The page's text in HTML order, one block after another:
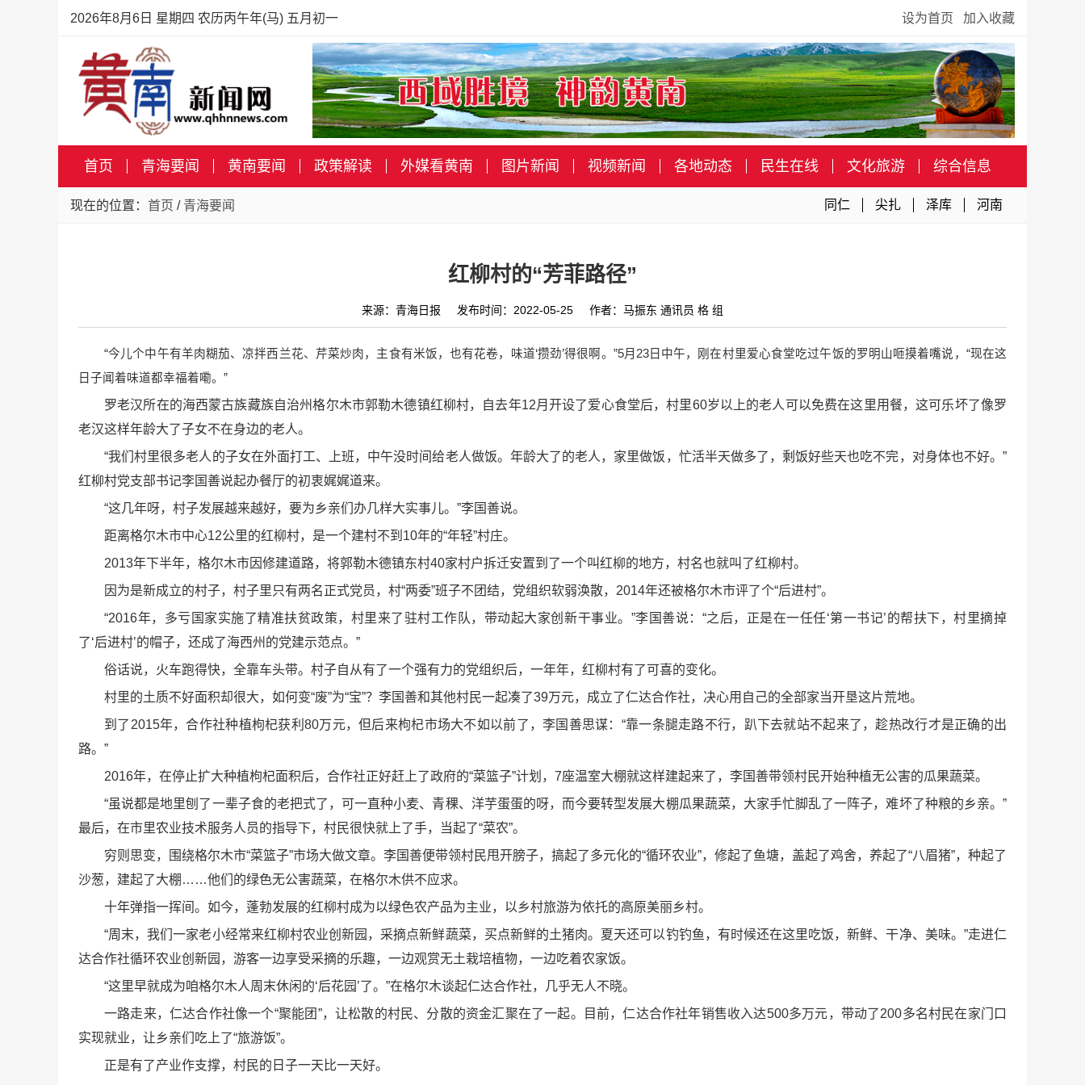
2026年8月6日 星期四 农历丙午年(马) 五月初一 设为首页 加入收藏
首页 青海要闻 黄南要闻 政策解读 外媒看黄南 图片新闻 视频新闻 各地动态 民生在线 文化旅游 综合信息
现在的位置： 首页 / 青海要闻 同仁 尖扎 泽库 河南
红柳村的“芳菲路径”
来源：青海日报 发布时间：2022-05-25 作者：马振东 通讯员 格 组
“今儿个中午有羊肉糊茄、凉拌西兰花、芹菜炒肉，主食有米饭，也有花卷，味道‘攒劲’得很啊。”5月23日中午，刚在村里爱心食堂吃过午饭的罗明山咂摸着嘴说，“现在这
日子闻着味道都幸福着嘞。”
罗老汉所在的海西蒙古族藏族自治州格尔木市郭勒木德镇红柳村，自去年12月开设了爱心食堂后，村里60岁以上的老人可以免费在这里用餐，这可乐坏了像罗
老汉这样年龄大了子女不在身边的老人。
“我们村里很多老人的子女在外面打工、上班，中午没时间给老人做饭。年龄大了的老人，家里做饭，忙活半天做多了，剩饭好些天也吃不完，对身体也不好。”
红柳村党支部书记李国善说起办餐厅的初衷娓娓道来。
“这几年呀，村子发展越来越好，要为乡亲们办几样大实事儿。”李国善说。
距离格尔木市中心12公里的红柳村，是一个建村不到10年的“年轻”村庄。
2013年下半年，格尔木市因修建道路，将郭勒木德镇东村40家村户拆迁安置到了一个叫红柳的地方，村名也就叫了红柳村。
因为是新成立的村子，村子里只有两名正式党员，村“两委”班子不团结，党组织软弱涣散，2014年还被格尔木市评了个“后进村”。
“2016年，多亏国家实施了精准扶贫政策，村里来了驻村工作队，带动起大家创新干事业。”李国善说：“之后，正是在一任任‘第一书记’的帮扶下，村里摘掉
了‘后进村’的帽子，还成了海西州的党建示范点。”
俗话说，火车跑得快，全靠车头带。村子自从有了一个强有力的党组织后，一年年，红柳村有了可喜的变化。
村里的土质不好面积却很大，如何变“废”为“宝”？李国善和其他村民一起凑了39万元，成立了仁达合作社，决心用自己的全部家当开垦这片荒地。
到了2015年，合作社种植枸杞获利80万元，但后来枸杞市场大不如以前了，李国善思谋：“靠一条腿走路不行，趴下去就站不起来了，趁热改行才是正确的出
路。”
2016年，在停止扩大种植枸杞面积后，合作社正好赶上了政府的“菜篮子”计划，7座温室大棚就这样建起来了，李国善带领村民开始种植无公害的瓜果蔬菜。
“虽说都是地里刨了一辈子食的老把式了，可一直种小麦、青稞、洋芋蛋蛋的呀，而今要转型发展大棚瓜果蔬菜，大家手忙脚乱了一阵子，难坏了种粮的乡亲。”
最后，在市里农业技术服务人员的指导下，村民很快就上了手，当起了“菜农”。
穷则思变，围绕格尔木市“菜篮子”市场大做文章。李国善便带领村民甩开膀子，搞起了多元化的“循环农业”，修起了鱼塘，盖起了鸡舍，养起了“八眉猪”，种起了
沙葱，建起了大棚……他们的绿色无公害蔬菜，在格尔木供不应求。
十年弹指一挥间。如今，蓬勃发展的红柳村成为以绿色农产品为主业，以乡村旅游为依托的高原美丽乡村。
“周末，我们一家老小经常来红柳村农业创新园，采摘点新鲜蔬菜，买点新鲜的土猪肉。夏天还可以钓钓鱼，有时候还在这里吃饭，新鲜、干净、美味。”走进仁
达合作社循环农业创新园，游客一边享受采摘的乐趣，一边观赏无土栽培植物，一边吃着农家饭。
“这里早就成为咱格尔木人周末休闲的‘后花园’了。”在格尔木谈起仁达合作社，几乎无人不晓。
一路走来，仁达合作社像一个“聚能团”，让松散的村民、分散的资金汇聚在了一起。目前，仁达合作社年销售收入达500多万元，带动了200多名村民在家门口
实现就业，让乡亲们吃上了“旅游饭”。
正是有了产业作支撑，村民的日子一天比一天好。